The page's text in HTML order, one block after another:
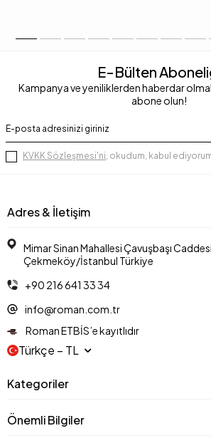
E-Bülten
Kampanya ve yeniliklerden haberdar
abone olun!
KVKK Sözleşmesi'ni, okudum, kabul
Adres & İletişim
Mimar Sinan Mahallesi Çavuşbaşı
Çekmeköy/İstanbul Türkiye
+90 216 641 33 34
info@roman.com.tr
Roman ETBİS’e kayıtlıdır
Türkçe − TL
Kategoriler
Önemli Bilgiler